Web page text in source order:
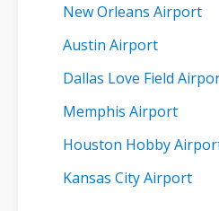
New Orleans Airport
Austin Airport
Dallas Love Field
Memphis Airport
Houston Hobby
Kansas City Airport